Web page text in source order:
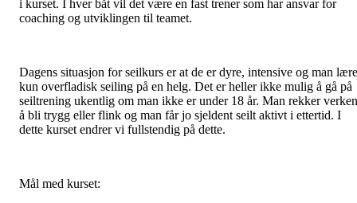
i kurset. I hver båt vil det være en fast trener som har ansvar for
coaching og utviklingen til teamet.
Dagens situasjon for seilkurs er at de er dyre, intensive og man
kun overfladisk seiling på en helg. Det er heller ikke mulig å gå på
seiltrening ukentlig om man ikke er under 18 år. Man rekker verken
å bli trygg eller flink og man får jo sjeldent seilt aktivt i ettertid. I
dette kurset endrer vi fullstendig på dette.
Mål med kurset: